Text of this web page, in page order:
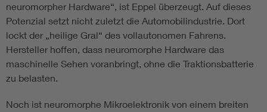
neuromorpher Hardware“, ist Eppel überzeugt. Auf dieses
Potenzial setzt nicht zuletzt die Automobilindustrie. Dort
lockt der „heilige Gral“ des vollautonomen Fahrens.
Hersteller hoffen, dass neuromorphe Hardware das
maschinelle Sehen voranbringt, ohne die Traktionsbatterie
zu belasten.
Noch ist neuromorphe Mikroelektronik von einem breiten